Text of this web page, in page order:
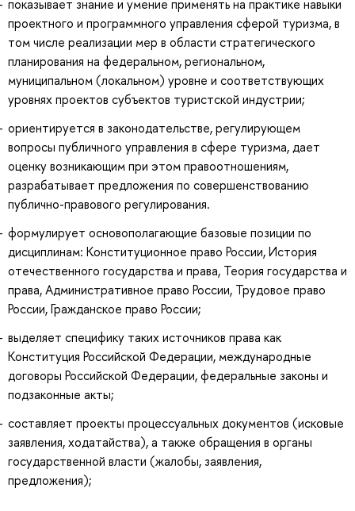
показывает знание и умение применять на практике навыки
проектного и программного управления сферой туризма, в
том числе реализации мер в области стратегического
планирования на федеральном, региональном,
муниципальном (локальном) уровне и соответствующих
уровнях проектов субъектов туристской индустрии;
ориентируется в законодательстве, регулирующем
вопросы публичного управления в сфере туризма, дает
оценку возникающим при этом правоотношениям,
разрабатывает предложения по совершенствованию
публично-правового регулирования.
формулирует основополагающие базовые позиции по
дисциплинам: Конституционное право России, История
отечественного государства и права, Теория государства и
права, Административное право России, Трудовое право
России, Гражданское право России;
выделяет специфику таких источников права как
Конституция Российской Федерации, международные
договоры Российской Федерации, федеральные законы и
подзаконные акты;
составляет проекты процессуальных документов (исковые
заявления, ходатайства), а также обращения в органы
государственной власти (жалобы, заявления,
предложения);